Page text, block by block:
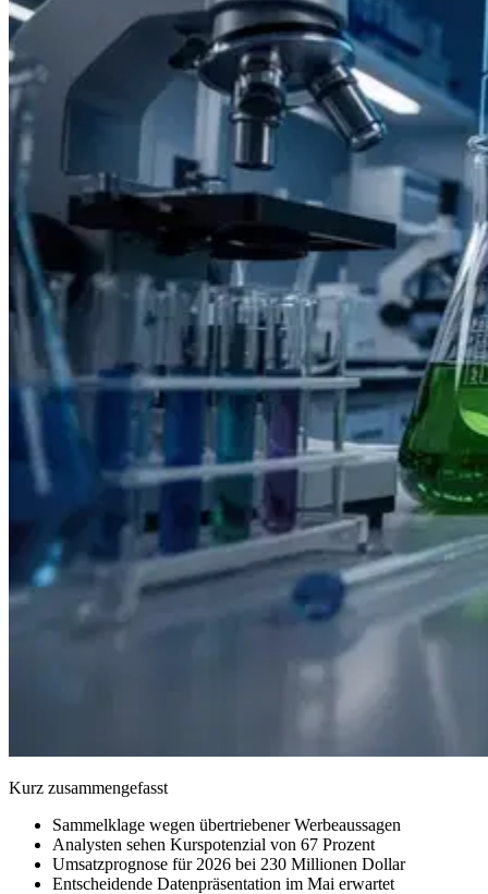
Kurz zusammengefasst
Sammelklage wegen übertriebener Werbeaussagen
Analysten sehen Kurspotenzial von 67 Prozent
Umsatzprognose für 2026 bei 230 Millionen Dollar
Entscheidende Datenpräsentation im Mai erwartet